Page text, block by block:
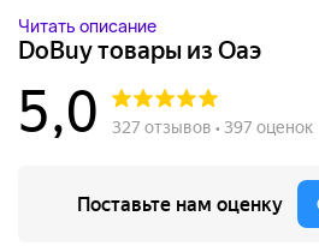
Читать описание